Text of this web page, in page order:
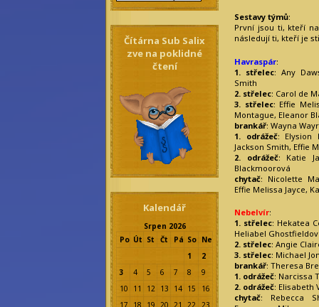
Čítárna Sub Salix
zve na poklidné
čtení
Kalendář
Srpen 2026
Po Út St Čt Pá So Ne
1
2
3
4 5 6 7 8
9
10
11 12 13 14 15
16
17
18 19 20 21 22 23
Sestavy týmů:
První jsou ti, kteří
následují ti, kteří je
Havraspár:
1. střelec: Any
Smith
2. střelec: Carol de
3. střelec: Effie
Montague, Eleanor
brankář: Wayna
1. odrážeč: Elysion
Jackson Smith, Effie
2. odrážeč: Katie
Blackmoorová
chytač: Nicolette
Effie Melissa Jayce,
Nebelvír:
1. střelec: Hekatea
Heliabel
2. střelec: Angie
3. střelec: Michael
brankář: Theresa
1. odrážeč: Narcissa
2. odrážeč: Elisabeth
chytač: Rebecca